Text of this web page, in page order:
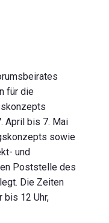
für die
April bis 7. Mai
sowie
und
Poststelle des
Die Zeiten
bis 12 Uhr,